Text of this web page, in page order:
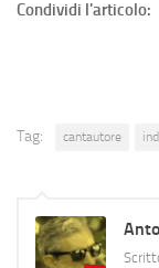
Condividi l'articolo:
Tag: cantautore